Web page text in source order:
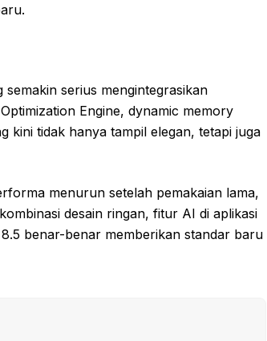
serius mengintegrasikan
Engine, dynamic memory
kini tidak hanya tampil elegan, tetapi juga
menurun setelah pemakaian lama,
desain ringan, fitur AI di aplikasi
benar-benar memberikan standar baru